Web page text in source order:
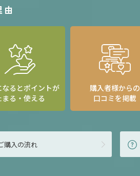
なるとポイントが
まる・使える
購入者様からの
口コミを掲載
購入の流れ